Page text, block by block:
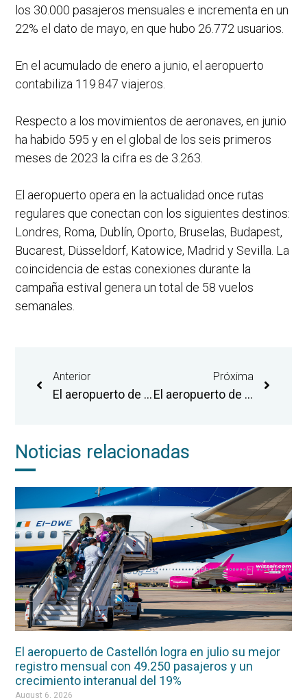
los 30.000 pasajeros mensuales e incrementa en un
22% el dato de mayo, en que hubo 26.772 usuarios.
En el acumulado de enero a junio, el aeropuerto
contabiliza 119.847 viajeros.
Respecto a los movimientos de aeronaves, en junio
ha habido 595 y en el global de los seis primeros
meses de 2023 la cifra es de 3.263.
El aeropuerto opera en la actualidad once rutas
regulares que conectan con los siguientes destinos:
Londres, Roma, Dublín, Oporto, Bruselas, Budapest,
Bucarest, Düsseldorf, Katowice, Madrid y Sevilla. La
coincidencia de estas conexiones durante la
campaña estival genera un total de 58 vuelos
semanales.
Anterior
El aeropuerto de Castellón impulsa la construcción de un nuevo hangar para favorecer el desarrollo de actividades industriales y formativas
Próxima
El aeropuerto de Castellón licita dos campañas para la captación de nuevas rutas europeas y la consolidación de las conexiones nacionales
Noticias relacionadas
El aeropuerto de Castellón logra en julio su mejor
registro mensual con 49.250 pasajeros y un
crecimiento interanual del 19%
August 6, 2026